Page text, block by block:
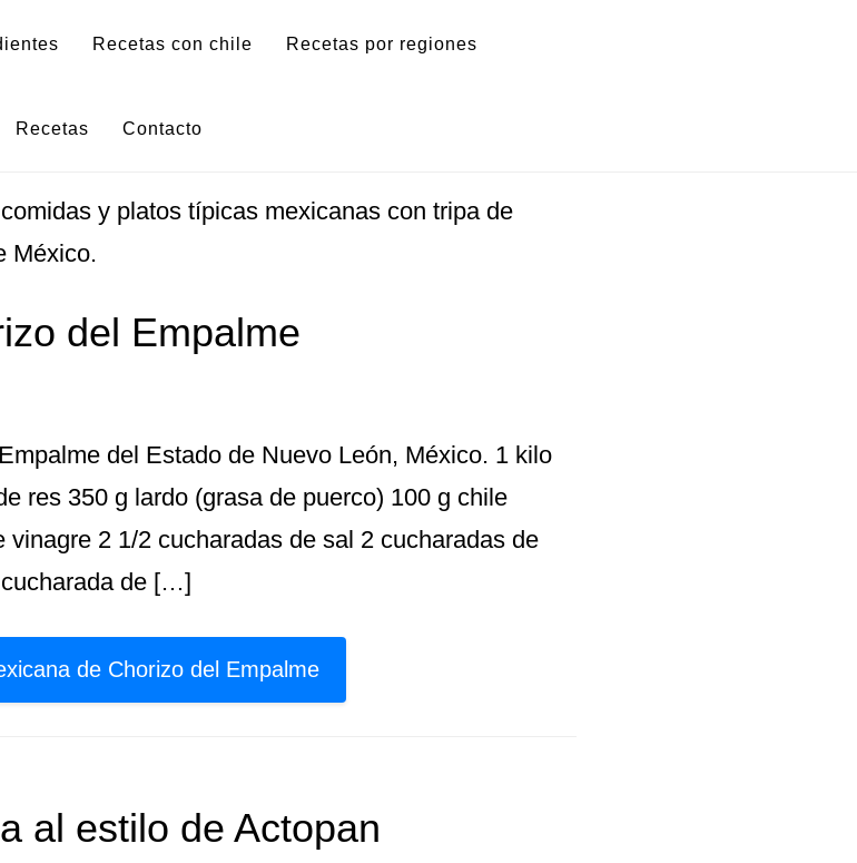
Recetas con chile Recetas por regiones
Recetas Contacto
tripa de cerdo
y platos típicas mexicanas con tripa de
México.
del Empalme
del Estado de Nuevo León, México. 1 kilo
res 350 g lardo (grasa de puerco) 100 g chile
2 1/2 cucharadas de sal 2 cucharadas de
de […]
de Chorizo del Empalme
al estilo de Actopan